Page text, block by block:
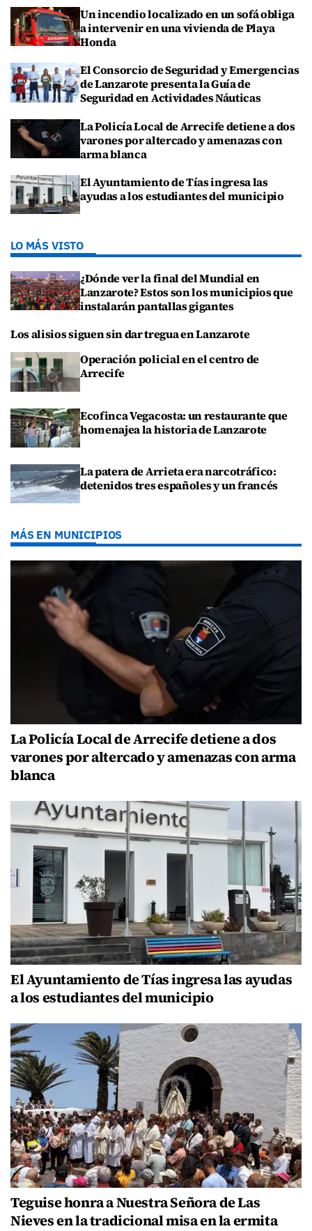
Un incendio localizado en un sofá obliga
a intervenir en una vivienda de Playa
Honda
El Consorcio de Seguridad y Emergencias
de Lanzarote presenta la Guía de
Seguridad en Actividades Náuticas
La Policía Local de Arrecife detiene a dos
varones por altercado y amenazas con
arma blanca
El Ayuntamiento de Tías ingresa las
ayudas a los estudiantes del municipio
LO MÁS VISTO
¿Dónde ver la final del Mundial en
Lanzarote? Estos son los municipios que
instalarán pantallas gigantes
Los alisios siguen sin dar tregua en Lanzarote
Operación policial en el centro de
Arrecife
Ecofinca Vegacosta: un restaurante que
homenajea la historia de Lanzarote
La patera de Arrieta era narcotráfico:
detenidos tres españoles y un francés
MÁS EN MUNICIPIOS
La Policía Local de Arrecife detiene a dos
varones por altercado y amenazas con arma
blanca
El Ayuntamiento de Tías ingresa las ayudas
a los estudiantes del municipio
Teguise honra a Nuestra Señora de Las
Nieves en la tradicional misa en la ermita